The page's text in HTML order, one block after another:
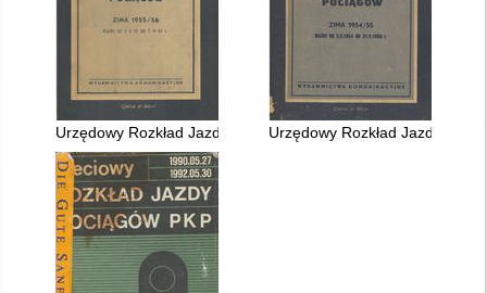
Urzędowy Rozkład Jazdy ważny 2.X.1955 - 2.VI.1956 r
Urzędowy Rozkład Jazdy